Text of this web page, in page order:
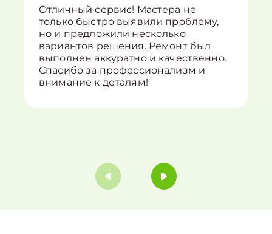
Отличный сервис! Мастера не
только быстро выявили проблему,
но и предложили несколько
вариантов решения. Ремонт был
выполнен аккуратно и качественно.
Спасибо за профессионализм и
внимание к деталям!